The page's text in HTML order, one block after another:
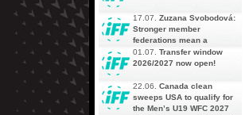
17.07. Zuzana Svobodová:
Stronger member
federations mean a
stronger future for floorball
01.07. Transfer window
2026/2027 now open!
22.06. Canada clean
sweeps USA to qualify for
the Men’s U19 WFC 2027